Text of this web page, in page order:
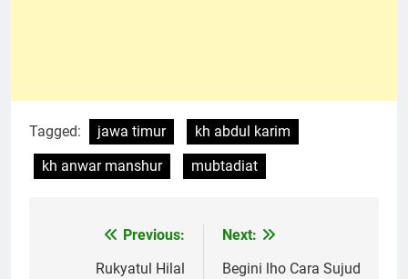
Tagged: jawa timur
kh abdul karim
kh anwar manshur
mubtadiat
NavigasiPrevious:
Rukyatul Hilal
Next:
Begini lho Cara Sujud